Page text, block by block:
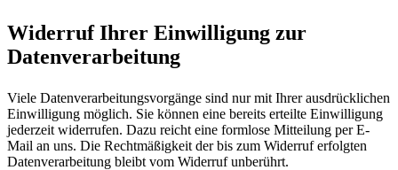
Widerruf Ihrer Einwilligung zur
Datenverarbeitung
Viele Datenverarbeitungsvorgänge sind nur mit Ihrer ausdrücklichen
Einwilligung möglich. Sie können eine bereits erteilte Einwilligung
jederzeit widerrufen. Dazu reicht eine formlose Mitteilung per E-
Mail an uns. Die Rechtmäßigkeit der bis zum Widerruf erfolgten
Datenverarbeitung bleibt vom Widerruf unberührt.